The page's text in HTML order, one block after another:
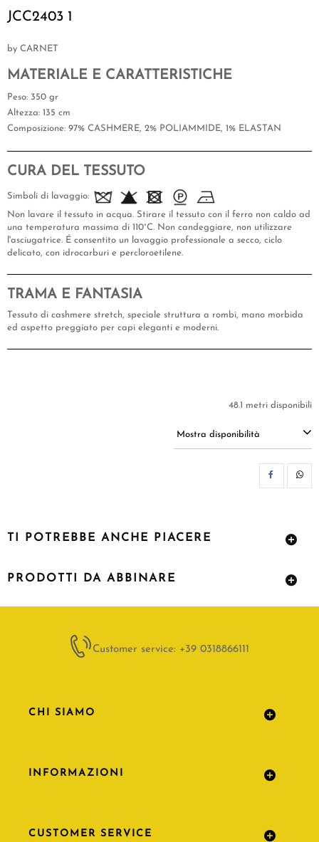
JCC2403 1
by CARNET
MATERIALE E CARATTERISTICHE
Peso: 350 gr
Altezza: 135 cm
Composizione: 97% CASHMERE, 2% POLIAMMIDE, 1% ELASTAN
CURA DEL TESSUTO
Simboli di lavaggio:
Non lavare il tessuto in acqua. Stirare il tessuto con il ferro non caldo ad
una temperatura massima di 110°C. Non candeggiare, non utilizzare
l'asciugatrice. É consentito un lavaggio professionale a secco, ciclo
delicato, con idrocarburi e percloroetilene.
TRAMA E FANTASIA
Tessuto di cashmere stretch, speciale struttura a rombi, mano morbida
ed aspetto preggiato per capi eleganti e moderni.
48.1 metri disponibili
Mostra disponibilità
TI POTREBBE ANCHE PIACERE
PRODOTTI DA ABBINARE
Customer service: +39 0318866111
CHI SIAMO
INFORMAZIONI
CUSTOMER SERVICE